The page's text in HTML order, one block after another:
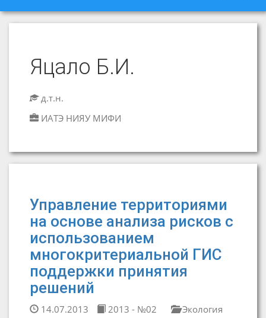
Яцало Б.И.
д.т.н.
ИАТЭ НИЯУ МИФИ
Управление территориями
на основе анализа рисков с
использованием
многокритериальной ГИС
поддержки принятия
решений
14.07.2013 2013 - №02
Экология